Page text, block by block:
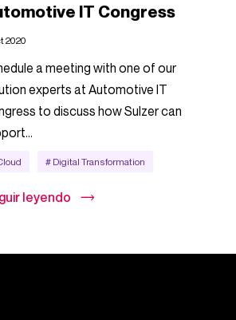
IT Congress
2020
a meeting with one of our
experts at Automotive IT
to discuss how Sulzer can
# Digital Transformation
leyendo